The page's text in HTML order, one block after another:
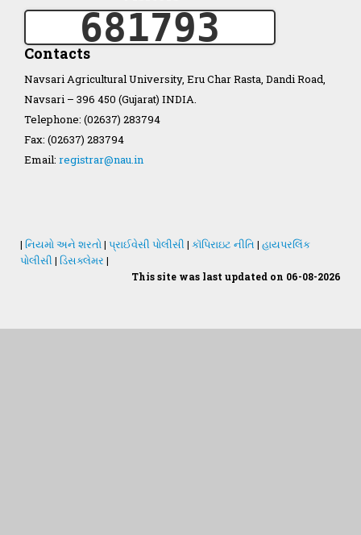
Accreditation Notification
Self Study Reports of
college accreditation
Digital Library
AGRESCO
Organization Structure
ખેડુત માર્ગદર્શિકા
Accreditation Certificate
NAU Statute(Revised)
681793
Contacts
Navsari Agricultural University, Eru Char Rasta, Dandi Road,
Navsari – 396 450 (Gujarat) INDIA.
Telephone: (02637) 283794
Fax: (02637) 283794
Email: registrar@nau.in
| નિયમો અને શરતો| પ્રાઈવેસી પોલીસી | કૉપિરાઇટ નીતિ | હાયપરલિંક
પોલીસી | ડિસક્લેમર |
This site was last updated on 06-08-2026